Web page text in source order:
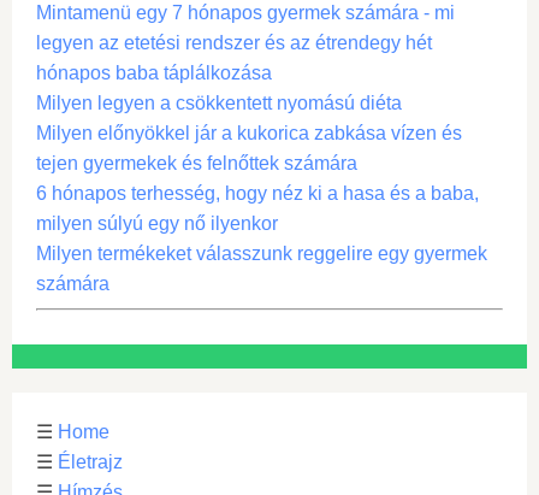
Mintamenü egy 7 hónapos gyermek számára - mi
legyen az etetési rendszer és az étrendegy hét
hónapos baba táplálkozása
Milyen legyen a csökkentett nyomású diéta
Milyen előnyökkel jár a kukorica zabkása vízen és
tejen gyermekek és felnőttek számára
6 hónapos terhesség, hogy néz ki a hasa és a baba,
milyen súlyú egy nő ilyenkor
Milyen termékeket válasszunk reggelire egy gyermek
számára
☰ Home
☰ Életrajz